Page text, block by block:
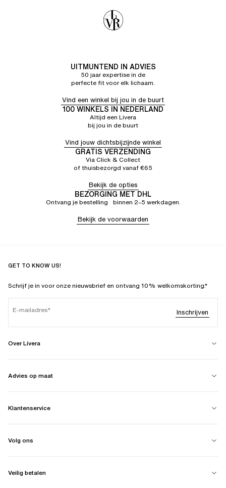
UITMUNTEND IN ADVIES
50 jaar expertise in de
perfecte fit voor elk lichaam.
Vind een winkel bij jou in de buurt
100 WINKELS IN NEDERLAND
Altijd een Livera
bij jou in de buurt
Vind jouw dichtsbijzijnde winkel
GRATIS VERZENDING
Via Click & Collect
of thuisbezorgd vanaf €65
Bekijk de opties
BEZORGING MET DHL
Ontvang je bestelling binnen 2–5 werkdagen.
Bekijk de voorwaarden
GET TO KNOW US!
Schrijf je in voor onze nieuwsbrief en ontvang 10% welkomskorting.*
E-mailadres Inschrijven
Over Livera
Advies op maat
Klantenservice
Volg ons
Veilig betalen